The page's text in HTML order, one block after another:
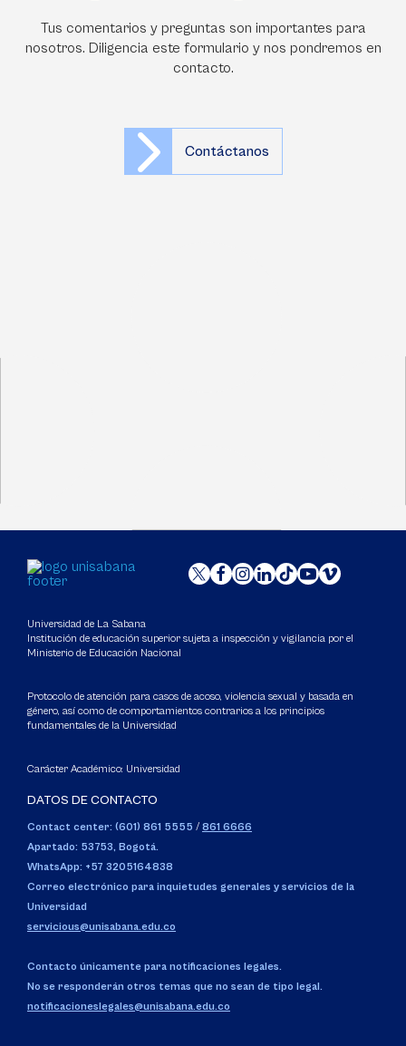
Tus comentarios y preguntas son importantes para
nosotros. Diligencia este formulario y nos pondremos en
contacto.
Contáctanos
Universidad de La Sabana
Institución de educación superior sujeta a inspección y vigilancia por el
Ministerio de Educación Nacional
Protocolo de atención para casos de acoso, violencia sexual y basada en
género, así como de comportamientos contrarios a los principios
fundamentales de la Universidad
Carácter Académico: Universidad
DATOS DE CONTACTO
Contact center: (601) 861 5555 / 861 6666
Apartado: 53753, Bogotá.
WhatsApp: +57 3205164838
Correo electrónico para inquietudes generales y servicios de la
Universidad
servicious@unisabana.edu.co
Contacto únicamente para notificaciones legales.
No se responderán otros temas que no sean de tipo legal.
notificacioneslegales@unisabana.edu.co